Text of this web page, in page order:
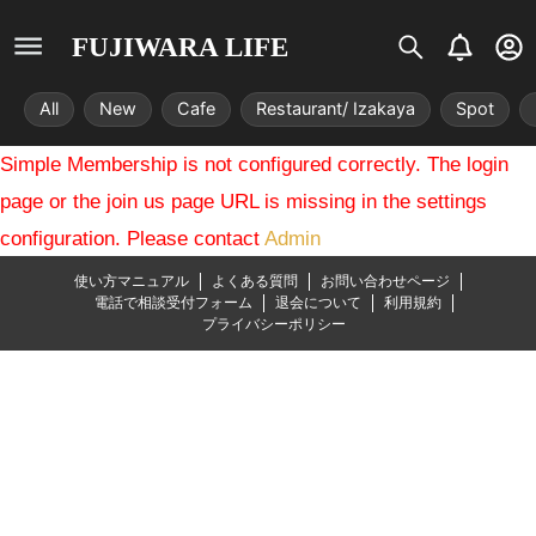
FUJIWARA LIFE
S
i
s
t
r
i
x
B
e
l
l
U
s
r
-
c
c
All New Cafe Restaurant/ Izakaya Spot
Simple Membership is not configured correctly. The login
page or the join us page URL is missing in the settings
configuration. Please contact Admin
使い方マニュアル よくある質問
お問い合わせページ
電話で相談受付フォーム
退会について
利用規約
プライバシーポリシー